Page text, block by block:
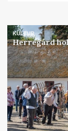
KULTUR
Herregård